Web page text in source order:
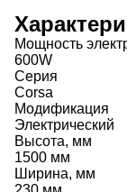
Мощность
600W
Серия
Corsa
Модификация
Электрический
Высота, мм
1500 мм
Ширина, мм